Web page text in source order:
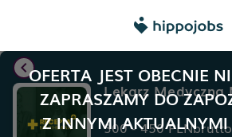
OFERTA JEST OBECNIE
ZAPRASZAMY DO
Z INNYMI AKTUALNYMI
chevron_left
Lekarz Medyczna
300-450PLN